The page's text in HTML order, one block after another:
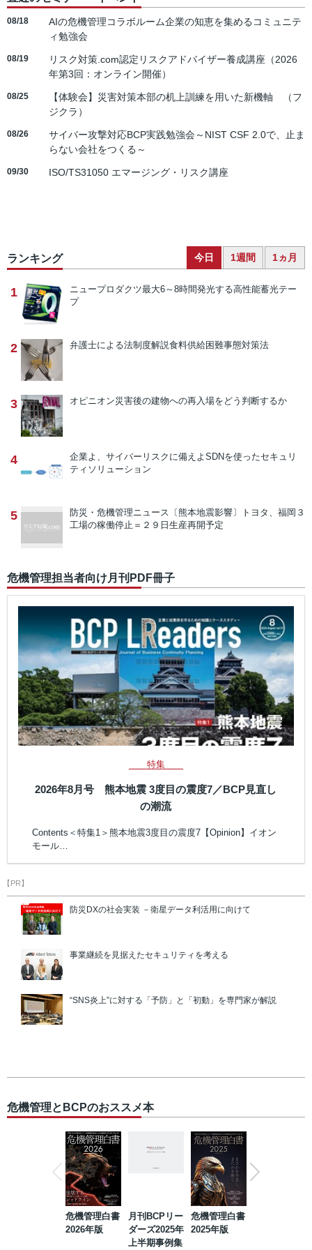
08/18
AIの危機管理コラボルーム企業の知恵を集めるコミュニテ
ィ勉強会
08/19
リスク対策.com認定リスクアドバイザー養成講座（2026
年第3回：オンライン開催）
08/25
【体験会】災害対策本部の机上訓練を用いた新機軸 （フ
ジクラ）
08/26
サイバー攻撃対応BCP実践勉強会～NIST CSF 2.0で、止ま
らない会社をつくる～
09/30 ISO/TS31050 エマージング・リスク講座
ランキング 今日 1週間 1ヵ月
1 ニュープロダクツ最大6～8時間発光する高性能蓄光テー
プ
2 弁護士による法制度解説食料供給困難事態対策法
3 オピニオン災害後の建物への再入場をどう判断するか
4 企業よ、サイバーリスクに備えよ SDNを使ったセキュリ
ティソリューション
5 防災・危機管理ニュース 〔熊本地震影響〕トヨタ、福岡３
工場の稼働停止＝２９日生産再開予定
危機管理担当者向け月刊PDF冊子
特集
2026年8月号 熊本地震 3度目の震度7／BCP見直し
の潮流
Contents＜特集1＞熊本地震3度目の震度7【Opinion】イオン
モール…
【PR】
防災DXの社会実装 －衛星データ利活用に向けて
事業継続を見据えたセキュリティを考える
“SNS炎上”に対する「予防」と「初動」を専門家が解説
危機管理とBCPのおススメ本
危機管理白書
2026年版
月刊BCPリー
ダーズ2025年
上半期事例集
危機管理白書
2025年版